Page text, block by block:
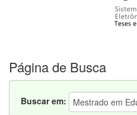
Página de Busca
Buscar em: